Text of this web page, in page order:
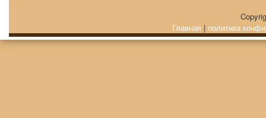
Главная | политика